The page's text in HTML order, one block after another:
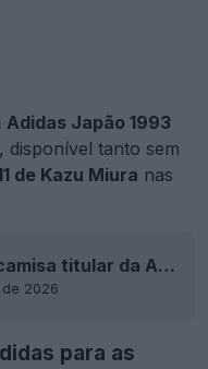
Adidas Japão 1993
disponível tanto sem
de Kazu Miura nas
Vazou a camisa titular da Adidas do Japão de 1993
2026
para as